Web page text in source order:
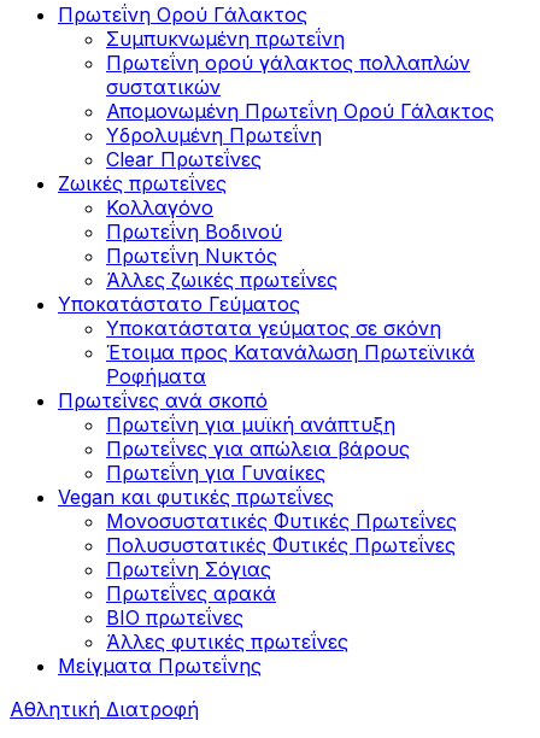
Πρωτεΐνη Ορού Γάλακτος
Συμπυκνωμένη πρωτεΐνη
Πρωτεΐνη ορού γάλακτος πολλαπλών
συστατικών
Απομονωμένη Πρωτεΐνη Ορού Γάλακτος
Υδρολυμένη Πρωτεΐνη
Clear Πρωτεΐνες
Ζωικές πρωτεΐνες
Κολλαγόνο
Πρωτεΐνη Βοδινού
Πρωτεΐνη Νυκτός
Άλλες ζωικές πρωτεΐνες
Υποκατάστατο Γεύματος
Υποκατάστατα γεύματος σε σκόνη
Έτοιμα προς Κατανάλωση Πρωτεϊνικά
Ροφήματα
Πρωτεΐνες ανά σκοπό
Πρωτεΐνη για μυϊκή ανάπτυξη
Πρωτεΐνες για απώλεια βάρους
Πρωτεΐνη για Γυναίκες
Vegan και φυτικές πρωτεΐνες
Μονοσυστατικές Φυτικές Πρωτεΐνες
Πολυσυστατικές Φυτικές Πρωτεΐνες
Πρωτεΐνη Σόγιας
Πρωτεΐνες αρακά
ΒIO πρωτεΐνες
Άλλες φυτικές πρωτεΐνες
Μείγματα Πρωτεΐνης
Αθλητική Διατροφή